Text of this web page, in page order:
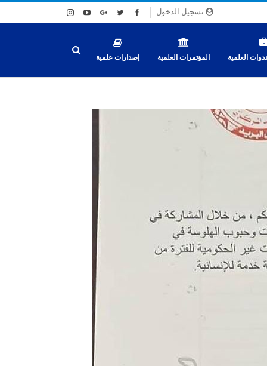
تسجيل الدخول
العلمية المؤتمرات العلمية إصدارات علمية